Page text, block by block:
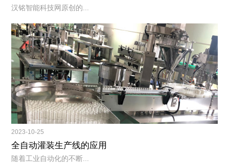
汉铭智能科技网原创的...
2023-10-25
全自动灌装生产线的应用
随着工业自动化的不断...